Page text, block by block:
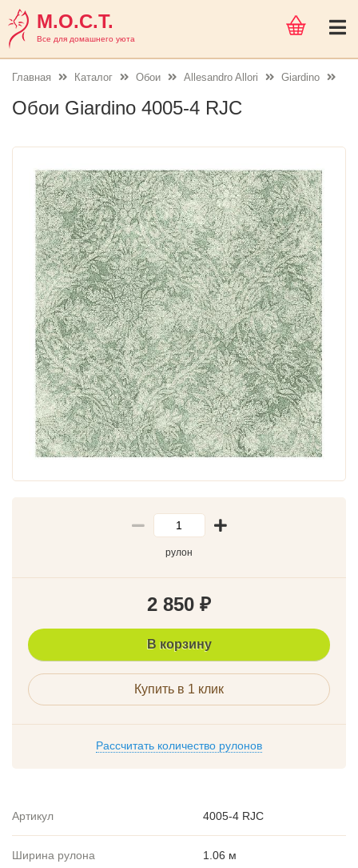
М.О.С.Т.
Все для домашнего уюта
Главная Каталог Обои Allesandro Allori Giardino
Обои Giardino 4005-4 RJC
рулон
2 850 ₽
В корзину
Купить в 1 клик
Рассчитать количество рулонов
Артикул 4005-4 RJC
Ширина рулона 1.06 м